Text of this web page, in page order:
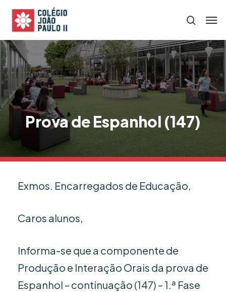
Skip
main
content
search
Prova de Espanhol (147)
Exmos. Encarregados de Educação,
Caros alunos,
Informa-se que a componente de
Produção e Interação Orais da prova de
Espanhol – continuação (147) – 1.ª Fase